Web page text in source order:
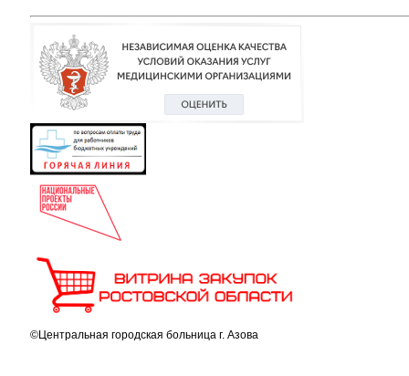
©Центральная городская больница г. Азова